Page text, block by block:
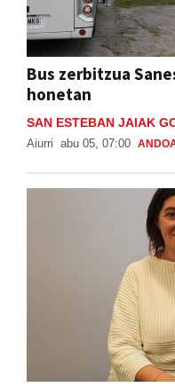
Bus zerbitzua
honetan
SAN ESTEBAN JAIAK
Aiurri abu 05, 07:00